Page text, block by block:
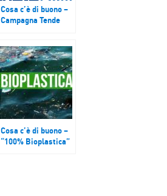
Cosa c’è di buono –
Campagna Tende
Cosa c’è di buono –
“100% Bioplastica”